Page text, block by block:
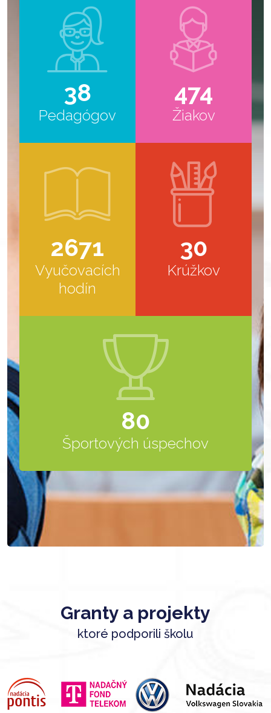
38
Pedagógov
474
Žiakov
2671
Vyučovacích
hodín
30
Krúžkov
80
Športových úspechov
Granty a projekty
ktoré podporili školu